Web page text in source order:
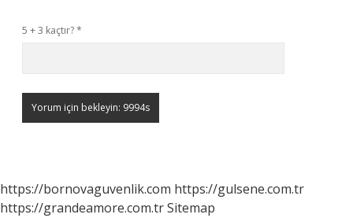
5 + 3 kaçtır?*
https://bornovaguvenlik.com https://gulsene.com.tr
https://grandeamore.com.trSitemap